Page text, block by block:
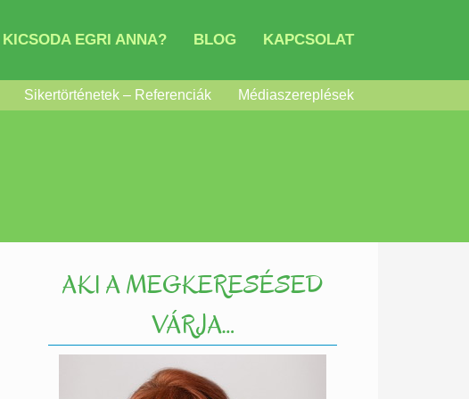
KICSODA EGRI ANNA? BLOG KAPCSOLAT
Sikertörténetek – Referenciák Médiaszereplések
AKI A MEGKERESÉSED
VÁRJA…